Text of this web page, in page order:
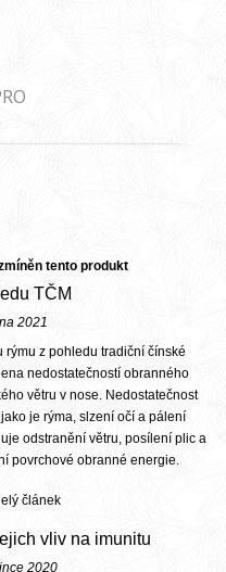
tento produkt
TČM
2021
rýmu z pohledu tradiční čínské
nedostatečností obranného
větru v nose. Nedostatečnost
je rýma, slzení očí a pálení
odstranění větru, posílení plic a
povrchové obranné energie.
článek
vliv na imunitu
2020